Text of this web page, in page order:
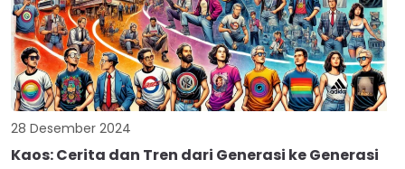
28 Desember 2024
Kaos: Cerita dan Tren dari Generasi ke Generasi